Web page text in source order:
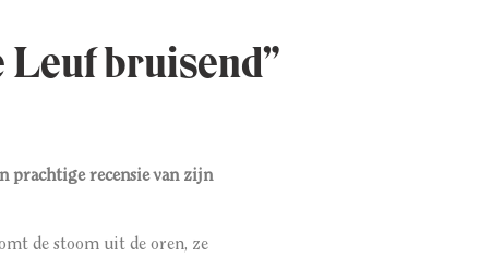
Leuf bruisend”
prachtige recensie van zijn
de stoom uit de oren, ze